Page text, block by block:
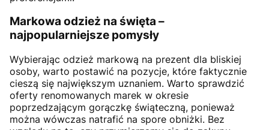
Markowa odzież na święta –
najpopularniejsze pomysły
Wybierając odzież markową na prezent dla bliskiej
osoby, warto postawić na pozycje, które faktycznie
cieszą się największym uznaniem. Warto sprawdzić
oferty renomowanych marek w okresie
poprzedzającym gorączkę świąteczną, ponieważ
można wówczas natrafić na spore obniżki. Bez